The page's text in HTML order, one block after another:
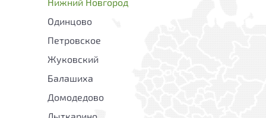
Одинцово
Петровское
Жуковский
Балашиха
Домодедово